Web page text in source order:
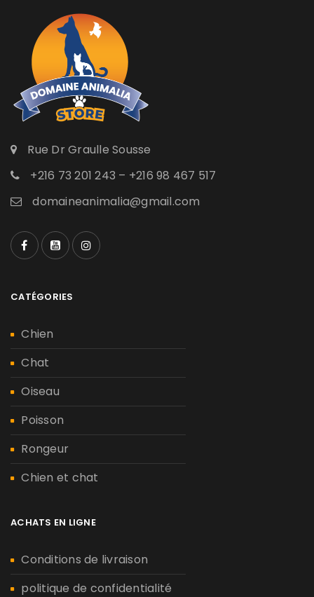
Rue Dr Graulle Sousse
+216 73 201 243 – +216 98 467 517
domaineanimalia@gmail.com
CATÉGORIES
Chien
Chat
Oiseau
Poisson
Rongeur
Chien et chat
ACHATS EN LIGNE
Conditions de livraison
politique de confidentialité